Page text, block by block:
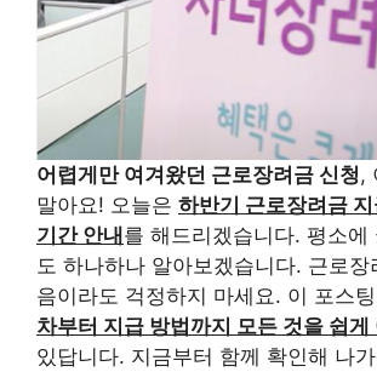
어렵게만 여겨왔던 근로장려금 신청,
말아요! 오늘은 하반기 근로장려금
기간 안내 를 해드리겠습니다. 평소에
도 하나하나 알아보겠습니다. 근로장
음이라도 걱정하지 마세요. 이 포스
차부터 지급 방법까지 모든 것을 쉽게
있답니다. 지금부터 함께 확인해 나